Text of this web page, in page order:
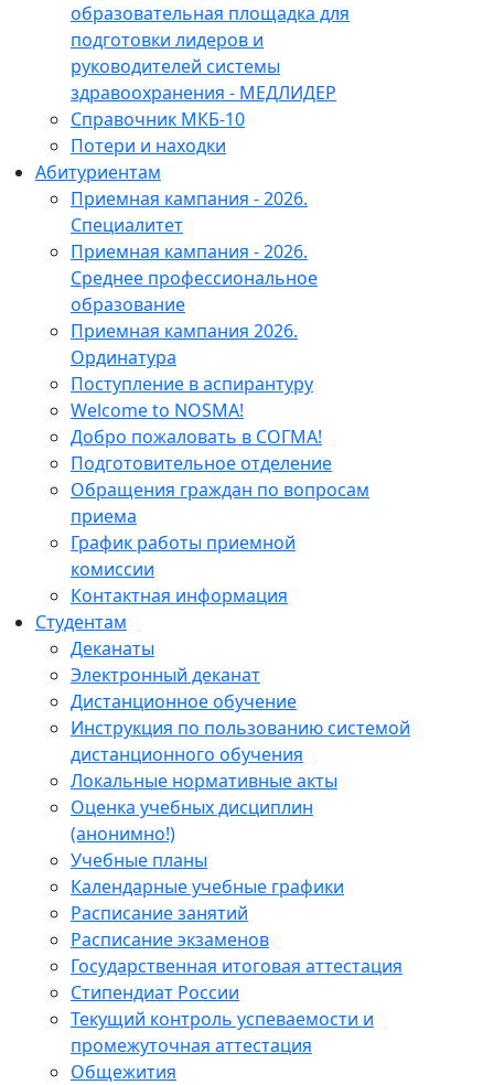
образовательная площадка для
подготовки лидеров и
руководителей системы
здравоохранения - МЕДЛИДЕР
Справочник МКБ-10
Потери и находки
Абитуриентам
Приемная кампания - 2026.
Специалитет
Приемная кампания - 2026.
Среднее профессиональное
образование
Приемная кампания 2026.
Ординатура
Поступление в аспирантуру
Welcome to NOSMA!
Добро пожаловать в СОГМА!
Подготовительное отделение
Обращения граждан по вопросам
приема
График работы приемной
комиссии
Контактная информация
Студентам
Деканаты
Электронный деканат
Дистанционное обучение
Инструкция по пользованию системой
дистанционного обучения
Локальные нормативные акты
Оценка учебных дисциплин
(анонимно!)
Учебные планы
Календарные учебные графики
Расписание занятий
Расписание экзаменов
Государственная итоговая аттестация
Стипендиат России
Текущий контроль успеваемости и
промежуточная аттестация
Общежития